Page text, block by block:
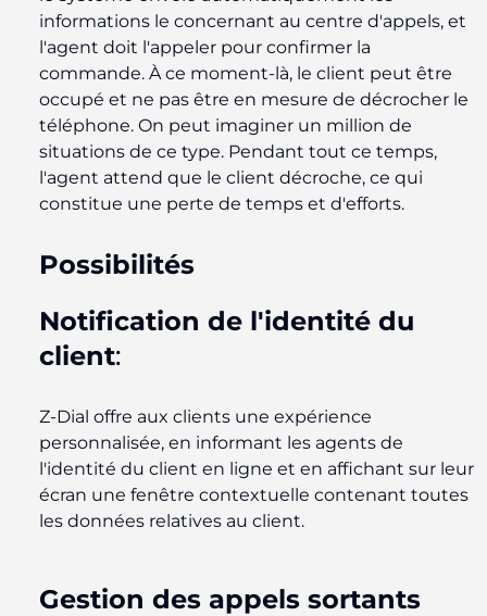
informations le concernant au centre d'appels, et
l'agent doit l'appeler pour confirmer la
commande. À ce moment-là, le client peut être
occupé et ne pas être en mesure de décrocher le
téléphone. On peut imaginer un million de
situations de ce type. Pendant tout ce temps,
l'agent attend que le client décroche, ce qui
constitue une perte de temps et d'efforts.
Possibilités
Notification de l'identité du
client:
Z-Dial offre aux clients une expérience
personnalisée, en informant les agents de
l'identité du client en ligne et en affichant sur leur
écran une fenêtre contextuelle contenant toutes
les données relatives au client.
Gestion des appels sortants